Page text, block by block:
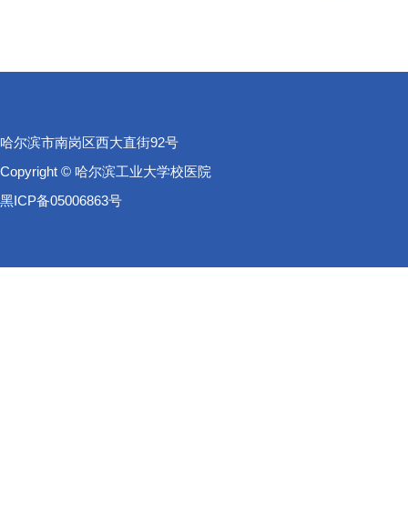
哈尔滨市南岗区西大直街92号
Copyright © 哈尔滨工业大学校医院
黑ICP备05006863号